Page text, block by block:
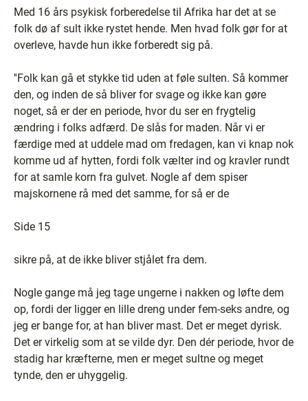
Med 16 års psykisk forberedelse til Afrika har det at se
folk dø af sult ikke rystet hende. Men hvad folk gør for at
overleve, havde hun ikke forberedt sig på.
''Folk kan gå et stykke tid uden at føle sulten. Så kommer
den, og inden de så bliver for svage og ikke kan gøre
noget, så er der en periode, hvor du ser en frygtelig
ændring i folks adfærd. De slås for maden. Når vi er
færdige med at uddele mad om fredagen, kan vi knap nok
komme ud af hytten, fordi folk vælter ind og kravler rundt
for at samle korn fra gulvet. Nogle af dem spiser
majskornene rå med det samme, for så er de
Side 15
sikre på, at de ikke bliver stjålet fra dem.
Nogle gange må jeg tage ungerne i nakken og løfte dem
op, fordi der ligger en lille dreng under fem-seks andre, og
jeg er bange for, at han bliver mast. Det er meget dyrisk.
Det er virkelig som at se vilde dyr. Den dér periode, hvor de
stadig har kræfterne, men er meget sultne og meget
tynde, den er uhyggelig.